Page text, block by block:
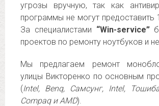
угрозы вручную, так как
программы не могут предоставить
За специалистами “Win-service”
проектов по ремонту ноутбуков и
Мы предлагаем ремонт
улицы Викторенко по основным
(Intel, Benq, Самсунг, Intel,
Compaq и AMD).